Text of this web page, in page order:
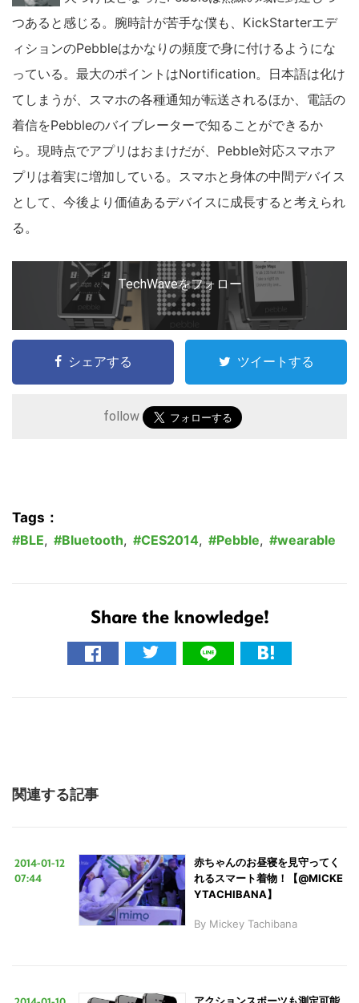
つあると感じる。腕時計が苦手な僕も、KickStarterエデ
ィションのPebbleはかなりの頻度で身に付けるようにな
っている。最大のポイントはNortification。日本語は化け
てしまうが、スマホの各種通知が転送されるほか、電話の
着信をPebbleのバイブレーターで知ることができるか
ら。現時点でアプリはおまけだが、Pebble対応スマホア
プリは着実に増加している。スマホと身体の中間デバイス
として、今後より価値あるデバイスに成長すると考えられ
る。
TechWaveをフォロー
シェアする ツイートする
follow
Tags：
BLE, Bluetooth, CES2014, Pebble, wearable
Share the knowledge!
関連する記事
2014-01-12
07:44
赤ちゃんのお昼寝を見守ってく
れるスマート着物！【@MICKE
YTACHIBANA】
By Mickey Tachibana
こ
イ
ト
を
検
索
す
る